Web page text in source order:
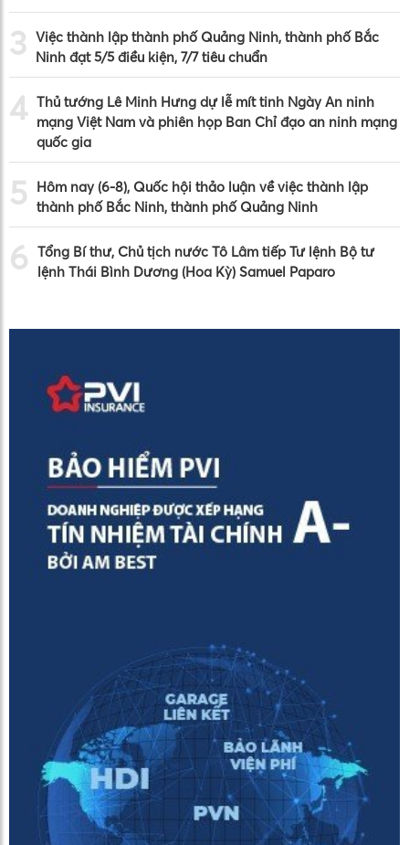
3 Việc thành lập thành phố Quảng Ninh, thành phố Bắc
Ninh đạt 5/5 điều kiện, 7/7 tiêu chuẩn
4 Thủ tướng Lê Minh Hưng dự lễ mít tinh Ngày An ninh
mạng Việt Nam và phiên họp Ban Chỉ đạo an ninh mạng
quốc gia
5
Hôm nay (6-8), Quốc hội thảo luận về việc thành lập
thành phố Bắc Ninh, thành phố Quảng Ninh
6 Tổng Bí thư, Chủ tịch nước Tô Lâm tiếp Tư lệnh Bộ tư
lệnh Thái Bình Dương (Hoa Kỳ) Samuel Paparo